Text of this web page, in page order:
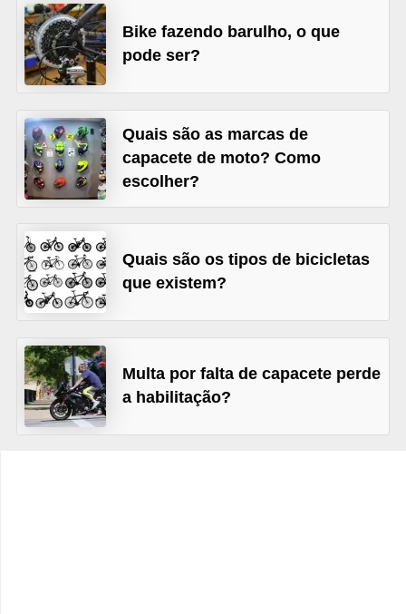
Bike fazendo barulho, o que
pode ser?
Quais são as marcas de
capacete de moto? Como
escolher?
Quais são os tipos de bicicletas
que existem?
Multa por falta de capacete perde
a habilitação?
o
s
B
i
c
i
c
e
t
a
C
a
m